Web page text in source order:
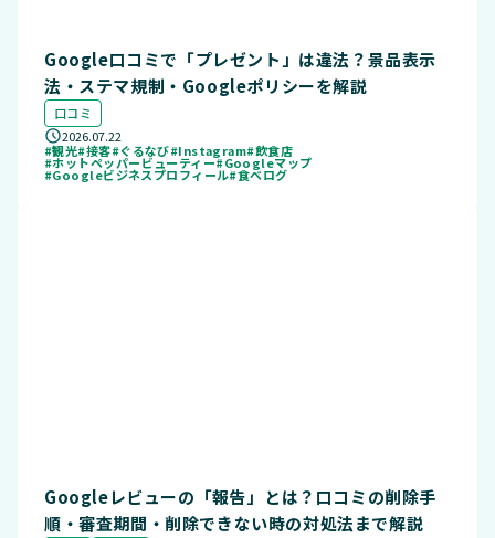
Google口コミで「プレゼント」は違法？景品表示
法・ステマ規制・Googleポリシーを解説
口コミ
2026.07.22
#観光#接客#ぐるなび#Instagram#飲食店
#ホットペッパービューティー#Googleマップ
#Googleビジネスプロフィール#食べログ
Googleレビューの「報告」とは？口コミの削除手
順・審査期間・削除できない時の対処法まで解説